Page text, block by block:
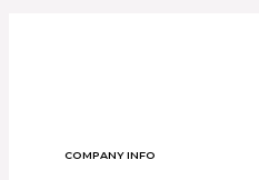
COMPANY INFO